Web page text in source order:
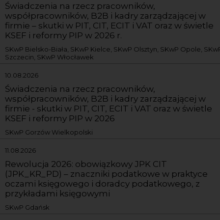
Świadczenia na rzecz pracowników,
współpracowników, B2B i kadry zarządzającej w
firmie – skutki w PIT, CIT, ECIT i VAT oraz w świetle
KSEF i reformy PIP w 2026 r.
SKwP Bielsko-Biała, SKwP Kielce, SKwP Olsztyn, SKwP Opole,
Szczecin, SKwP Włocławek
10.08.2026
Świadczenia na rzecz pracowników,
współpracowników, B2B i kadry zarządzającej w
firmie - skutki w PIT, CIT, ECIT i VAT oraz w świetle
KSEF i reformy PIP w 2026
SKwP Gorzów Wielkopolski
11.08.2026
Rewolucja 2026: obowiązkowy JPK CIT
(JPK_KR_PD) – znaczniki podatkowe w praktyce
oczami księgowego i doradcy podatkowego, z
przykładami księgowymi
SKwP Gdańsk